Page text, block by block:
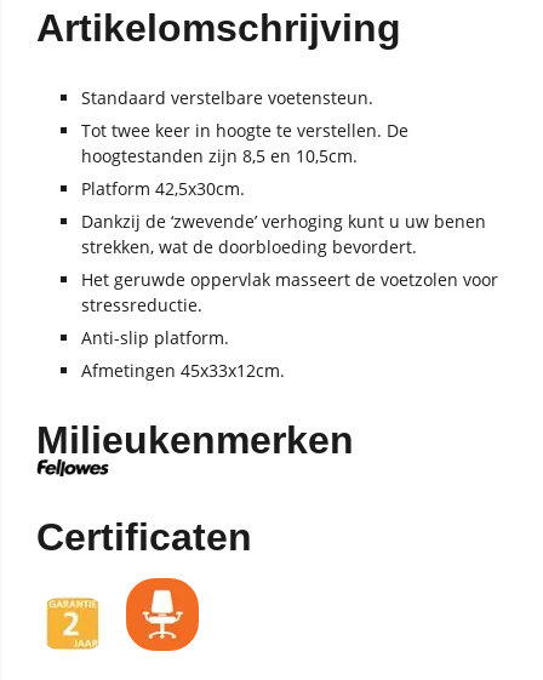
Artikelomschrijving
Standaard verstelbare voetensteun.
Tot twee keer in hoogte te verstellen. De
hoogtestanden zijn 8,5 en 10,5cm.
Platform 42,5x30cm.
Dankzij de ‘zwevende’ verhoging kunt u uw benen
strekken, wat de doorbloeding bevordert.
Het geruwde oppervlak masseert de voetzolen voor
stressreductie.
Anti-slip platform.
Afmetingen 45x33x12cm.
Milieukenmerken
Certificaten